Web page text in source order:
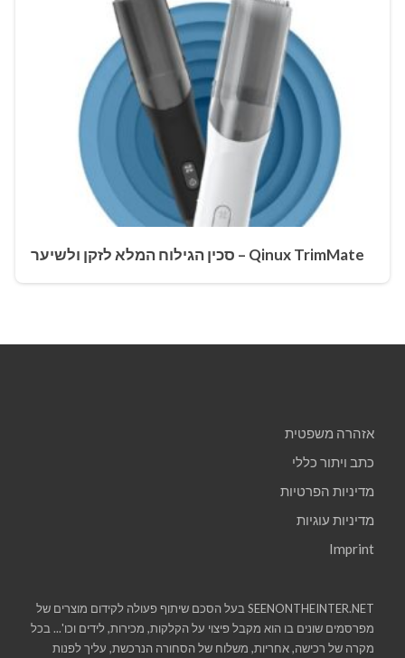
Qinux TrimMate – סכין הגילוח המלא לזקן ולשיער
אזהרה משפטית
כתב ויתור כללי
מדיניות הפרטיות
מדיניות עוגיות
Imprint
SEENONTHEINTER.NET בעל הסכם שיתוף פעולה לקידום מוצרים של
מפרסמים שונים בו הוא מקבל פיצוי על הקלקות, מכירות, לידים וכו'... בכל
מקרה של רכישה, אחריות, משלוח של הסחורה הנרכשת, עליך לפנות